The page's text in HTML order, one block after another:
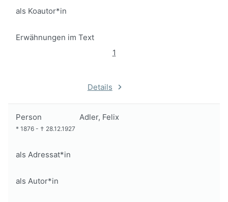
als Koautor*in
Erwähnungen im Text
1
Details
Person Adler, Felix
* 1876 - † 28.12.1927
als Adressat*in
als Autor*in